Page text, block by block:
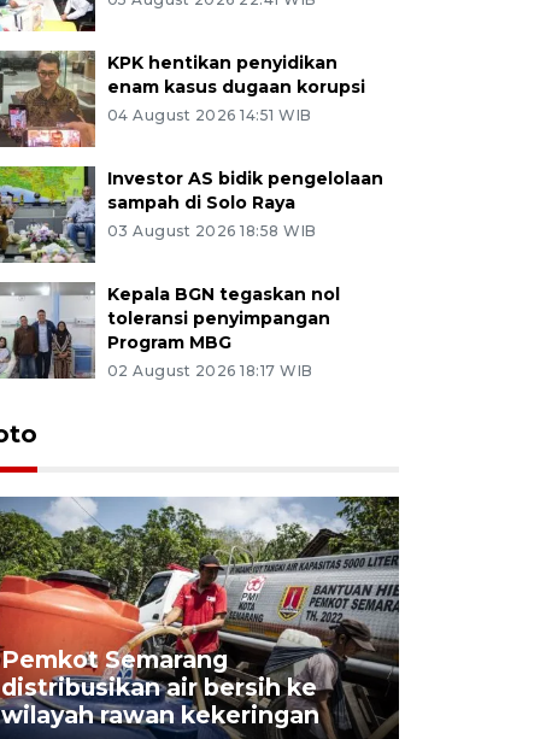
KPK hentikan penyidikan
enam kasus dugaan korupsi
04 August 2026 14:51 WIB
Investor AS bidik pengelolaan
sampah di Solo Raya
03 August 2026 18:58 WIB
Kepala BGN tegaskan nol
toleransi penyimpangan
Program MBG
02 August 2026 18:17 WIB
Pemkot Semarang
distribusikan air bersih ke
wilayah rawan kekeringan